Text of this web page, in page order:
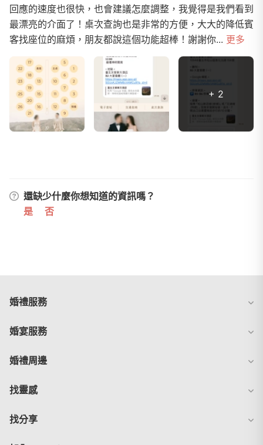
回應的速度也很快，也會建議怎麼調整，我覺得是我們看到
最漂亮的介面了！桌次查詢也是非常的方便，大大的降低賓
客找座位的麻煩，朋友都說這個功能超棒！謝謝你... 更多
+ 2
還缺少什麼你想知道的資訊嗎？
是
否
婚禮服務
婚宴服務
婚禮周邊
找靈感
找分享